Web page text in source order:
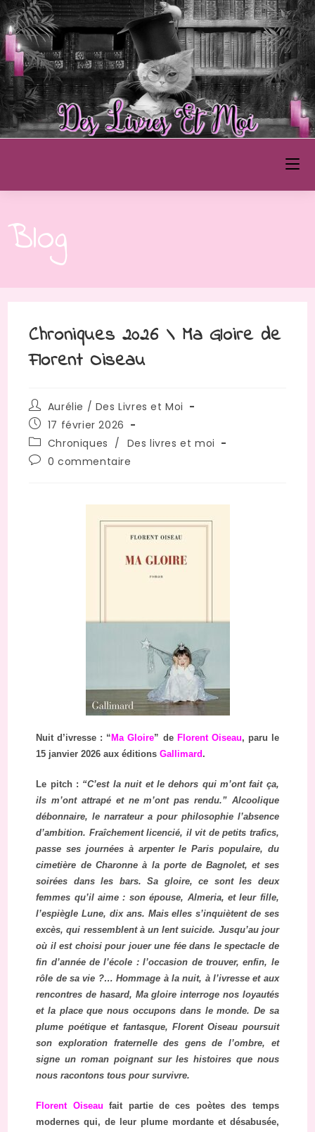
Blog
Chroniques 2026 \ Ma Gloire de
Florent Oiseau
Aurélie / Des Livres et Moi
17 février 2026
Chroniques / Des livres et moi
0 commentaire
Nuit d’ivresse : “ Ma Gloire” de Florent Oiseau, paru le
15 janvier 2026 aux éditionsGallimard .
Le pitch : “C’est la nuit et le dehors qui m’ont fait ça,
ils m’ont attrapé et ne m’ont pas rendu.” Alcoolique
débonnaire, le narrateur a pour philosophie l’absence
d’ambition. Fraîchement licencié, il vit de petits trafics,
passe ses journées à arpenter le Paris populaire, du
cimetière de Charonne à la porte de Bagnolet, et ses
soirées dans les bars. Sa gloire, ce sont les deux
femmes qu’il aime : son épouse, Almeria, et leur fille,
l’espiègle Lune, dix ans. Mais elles s’inquiètent de ses
excès, qui ressemblent à un lent suicide. Jusqu’au jour
où il est choisi pour jouer une fée dans le spectacle de
fin d’année de l’école : l’occasion de trouver, enfin, le
rôle de sa vie ?… Hommage à la nuit, à l’ivresse et aux
rencontres de hasard, Ma gloire interroge nos loyautés
et la place que nous occupons dans le monde. De sa
plume poétique et fantasque, Florent Oiseau poursuit
son exploration fraternelle des gens de l’ombre, et
signe un roman poignant sur les histoires que nous
nous racontons tous pour survivre.
Florent Oiseau fait partie de ces poètes des temps
modernes qui, de leur plume mordante et désabusée,